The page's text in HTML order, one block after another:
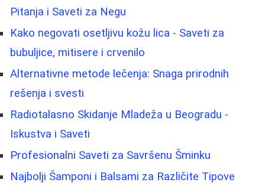
Pitanja i Saveti za Negu
Kako negovati osetljivu kožu lica - Saveti za
bubuljice, mitisere i crvenilo
Alternativne metode lečenja: Snaga prirodnih
rešenja i svesti
Radiotalasno Skidanje Mladeža u Beogradu -
Iskustva i Saveti
Profesionalni Saveti za Savršenu Šminku
Najbolji Šamponi i Balsami za Različite Tipove